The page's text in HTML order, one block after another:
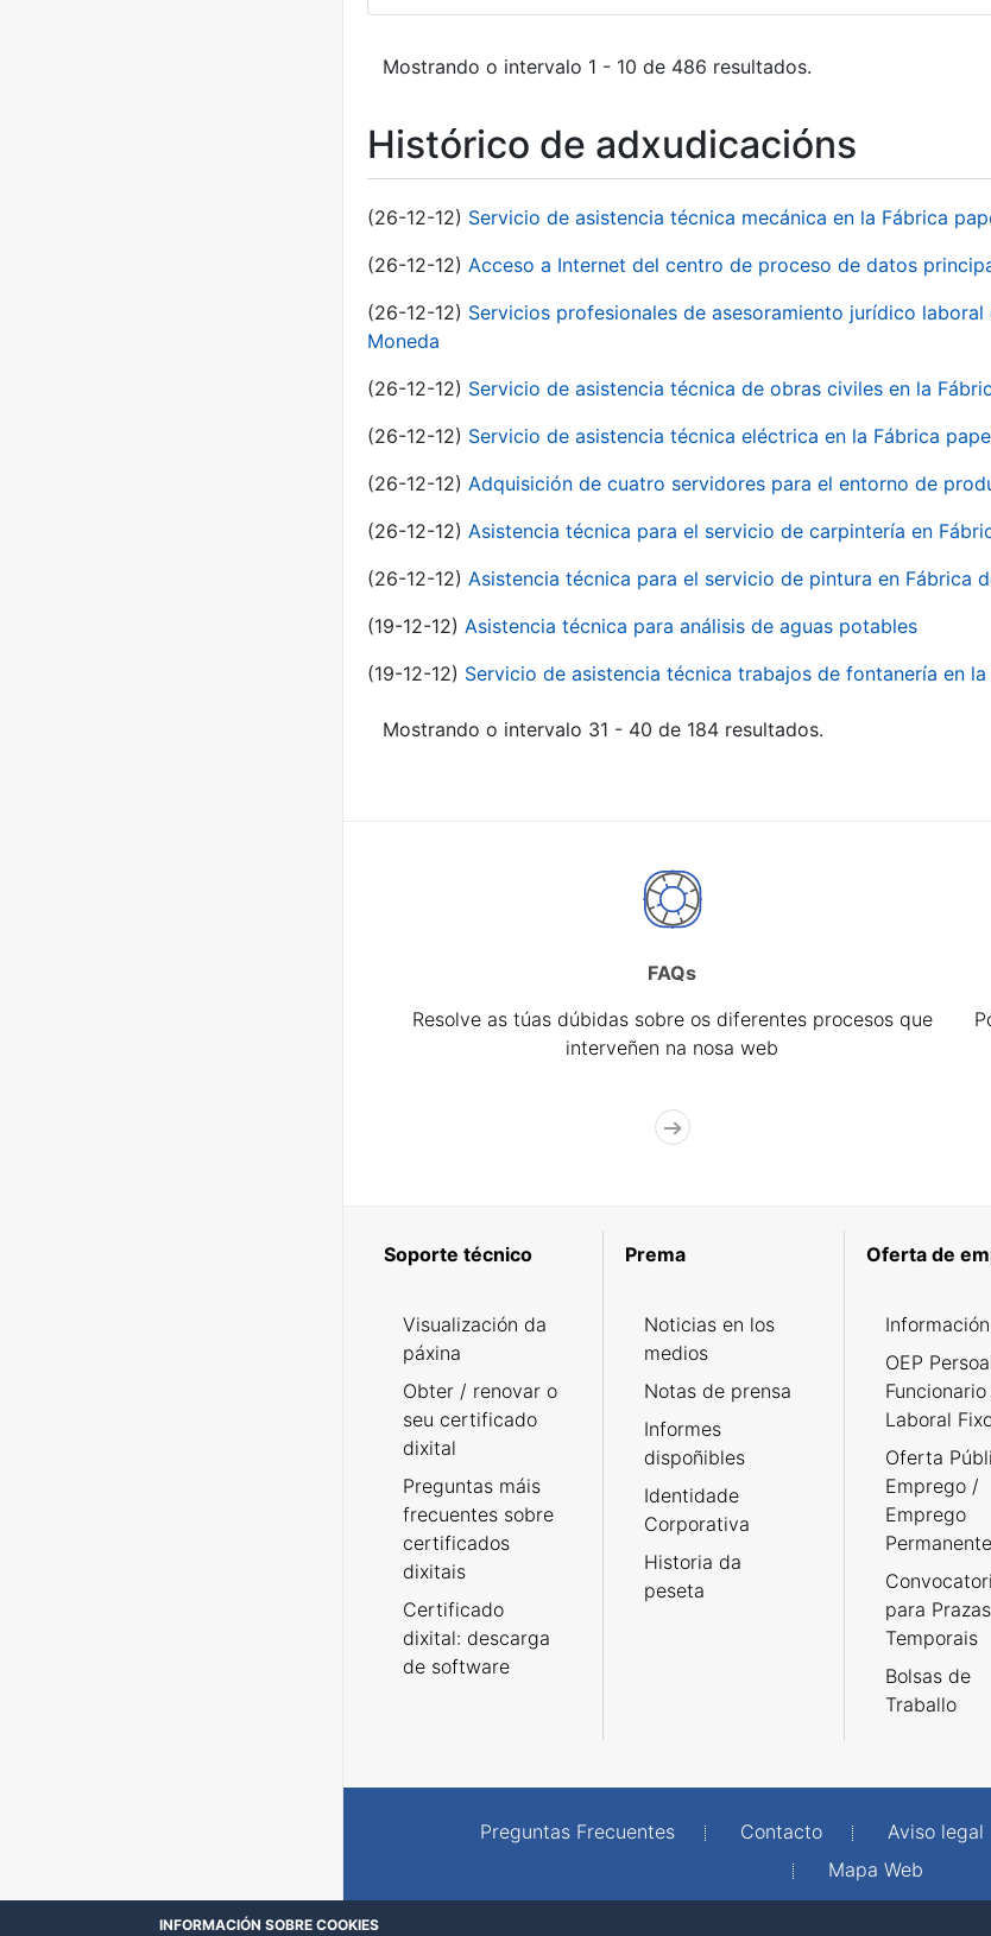
Mostrando o intervalo 1 - 10 de 486 resultados.
Histórico de adxudicacións
(26-12-12) Servicio de asistencia técnica mecánica en la Fábrica
(26-12-12) Acceso a Internet del centro de proceso de datos
(26-12-12) Servicios profesionales de asesoramiento jurídico
Moneda
(26-12-12) Servicio de asistencia técnica de obras civiles en la
(26-12-12) Servicio de asistencia técnica eléctrica en la Fábrica
(26-12-12) Adquisición de cuatro servidores para el entorno de
(26-12-12) Asistencia técnica para el servicio de carpintería en
(26-12-12) Asistencia técnica para el servicio de pintura en Fábrica
(19-12-12) Asistencia técnica para análisis de aguas potables
(19-12-12) Servicio de asistencia técnica trabajos de fontanería en
Mostrando o intervalo 31 - 40 de 184 resultados.
FAQs
Resolve as túas dúbidas sobre os diferentes procesos que
interveñen na nosa web
Soporte técnico
Visualización da
páxina
Obter / renovar o
seu certificado
dixital
Preguntas máis
frecuentes sobre
certificados
dixitais
Certificado
dixital: descarga
de software
Prema
Noticias en los
medios
Notas de prensa
Informes
dispoñibles
Identidade
Corporativa
Historia da
peseta
Oferta de
OEP
Funcionario
Laboral
Oferta
Emprego /
Emprego
Permanente
para Prazas
Temporais
Bolsas de
Traballo
Preguntas Frecuentes Contacto Aviso legal
Mapa Web
LinkedIn
INFORMACIÓN SOBRE COOKIES